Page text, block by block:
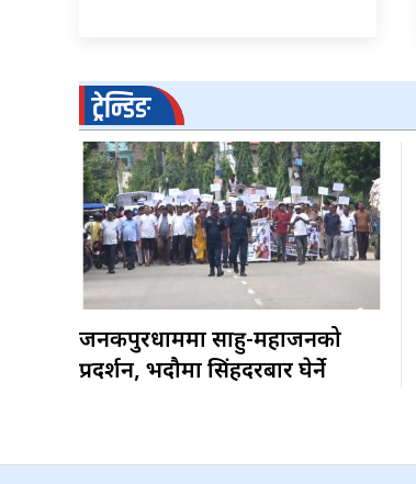
ट्रेन्डिङ
जनकपुरधाममा साहु-महाजनको
प्रदर्शन, भदौमा सिंहदरबार घेर्ने